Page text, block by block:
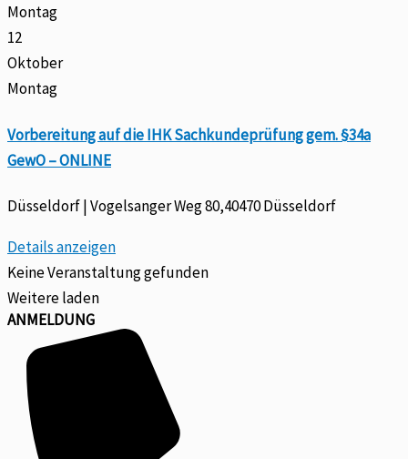
Montag
12
Oktober
Montag
Vorbereitung auf die IHK Sachkundeprüfung gem. §34a
GewO – ONLINE
Düsseldorf | Vogelsanger Weg 80,40470 Düsseldorf
Details anzeigen
Keine Veranstaltung gefunden
Weitere laden
ANMELDUNG